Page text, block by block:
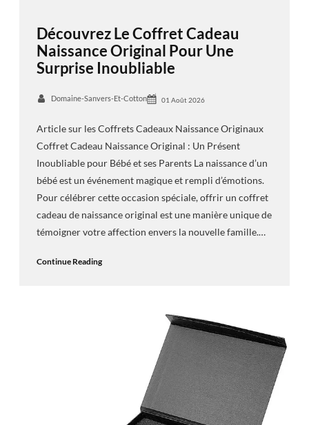
Découvrez Le Coffret Cadeau
Naissance Original Pour Une
Surprise Inoubliable
Domaine-Sanvers-Et-Cotton 01 Août 2026
Article sur les Coffrets Cadeaux Naissance Originaux
Coffret Cadeau Naissance Original : Un Présent
Inoubliable pour Bébé et ses Parents La naissance d’un
bébé est un événement magique et rempli d’émotions.
Pour célébrer cette occasion spéciale, offrir un coffret
cadeau de naissance original est une manière unique de
témoigner votre affection envers la nouvelle famille.…
Continue Reading